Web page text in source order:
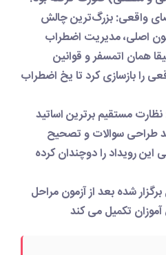
بزرگ‌ترین چالش
اصلی، مدیریت اضطراب
اتمسفر و قوانین
بازسازی کرد تا یخ اضطراب
مستقیم برترین اساتید
سوالات و تصحیح
رویداد را دوچندان کرده
شده بعد از آزمون مراحل
تکمیل می کند